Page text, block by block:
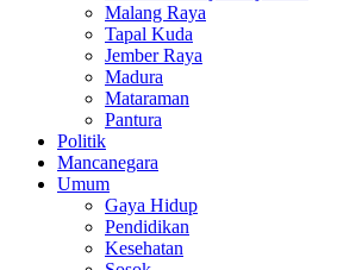
Malang Raya
Tapal Kuda
Jember Raya
Madura
Mataraman
Pantura
Politik
Mancanegara
Umum
Gaya Hidup
Pendidikan
Kesehatan